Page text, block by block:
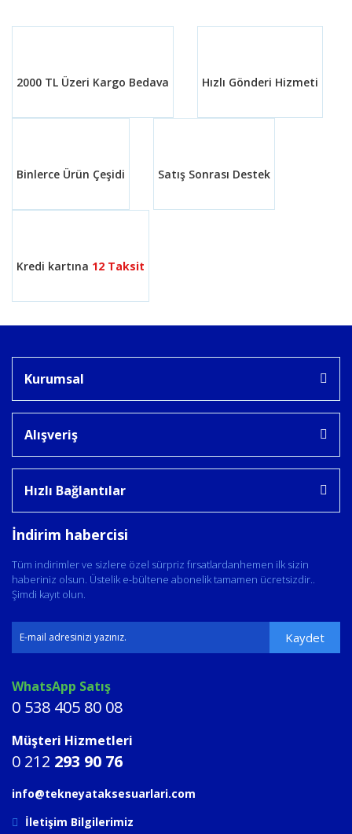
Yorum Yaz
Ürün bilgilerinde hatalar bulunuyor.
2000 TL Üzeri Kargo Bedava Hızlı Gönderi Hizmeti
Binlerce Ürün Çeşidi Satış Sonrası Destek
Kredi kartına 12 Taksit
Kurumsal
Alışveriş
Hızlı Bağlantılar
İndirim habercisi
Tüm indirimler ve sizlere özel sürpriz fırsatlardanhemen ilk sizin
haberiniz olsun. Üstelik e-bültene abonelik tamamen ücretsizdir..
Şimdi kayıt olun.
Kaydet
WhatsApp Satış
0 538 405 80 08
Müşteri Hizmetleri
0 212 293 90 76
info@tekneyataksesuarlari.com
İletişim Bilgilerimiz